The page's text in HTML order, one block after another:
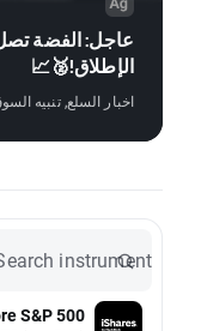
عاجل: الفضة
الإطلاق!🥈📈
اخبار السلع,تنبيه
instrument
S&P 500